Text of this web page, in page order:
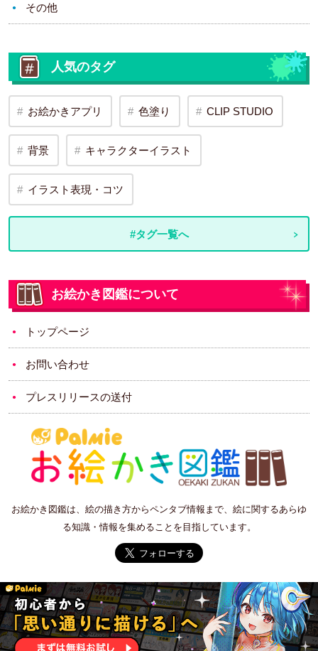
その他
人気のタグ
お絵かきアプリ 色塗り CLIP STUDIO
背景 キャラクターイラスト
イラスト表現・コツ
#タグ一覧へ
お絵かき図鑑について
トップページ
お問い合わせ
プレスリリースの送付
お絵かき図鑑は、絵の描き方からペンタブ情報まで、絵に関するあらゆ
る知識・情報を集めることを目指しています。